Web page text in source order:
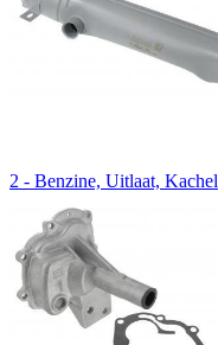
2 - Benzine, Uitlaat, Kachel